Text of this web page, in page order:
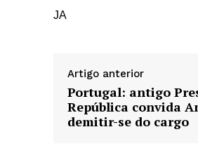
JA
Artigo anterior
Portugal: antigo
República convida
demitir-se do cargo